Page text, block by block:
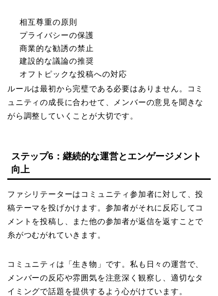
相互尊重の原則
プライバシーの保護
商業的な勧誘の禁止
建設的な議論の推奨
オフトピックな投稿への対応
ルールは最初から完璧である必要はありません。コミ
ュニティの成長に合わせて、メンバーの意見を聞きな
がら調整していくことが大切です。
ステップ6：継続的な運営とエンゲージメント
向上
ファシリテーターはコミュニティ参加者に対して、投
稿テーマを投げかけます。参加者がそれに反応してコ
メントを投稿し、また他の参加者が返信を返すことで
糸がつむがれていきます。
コミュニティは「生き物」です。私も日々の運営で、
メンバーの反応や雰囲気を注意深く観察し、適切なタ
イミングで話題を提供するよう心がけています。